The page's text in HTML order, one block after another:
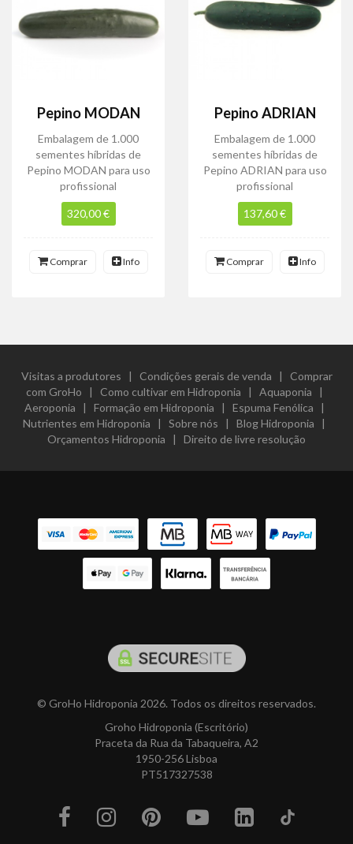
Pepino MODAN
Embalagem de 1.000
sementes híbridas de
Pepino MODAN para uso
profissional
320,00 €
Comprar Info
Pepino ADRIAN
Embalagem de 1.000
sementes híbridas de
Pepino ADRIAN para uso
profissional
137,60 €
Comprar Info
Visitas a produtores | Condições gerais de venda | Comprar
com GroHo | Como cultivar em Hidroponia | Aquaponia |
Aeroponia | Formação em Hidroponia | Espuma Fenólica |
Nutrientes em Hidroponia | Sobre nós | Blog Hidroponia |
Orçamentos Hidroponia | Direito de livre resolução
© GroHo Hidroponia 2026. Todos os direitos reservados.
Groho Hidroponia (Escritório)
Praceta da Rua da Tabaqueira, A2
1950-256 Lisboa
PT517327538